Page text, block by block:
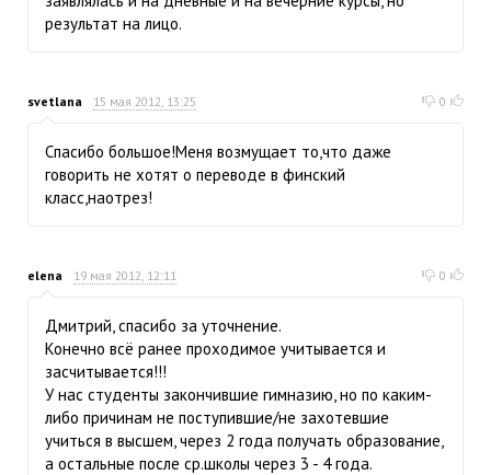
результат на лицо.
svetlana 15 мая 2012, 13:25 0
Спасибо большое!Меня возмущает то,что даже
говорить не хотят о переводе в финский
класс,наотрез!
elena 19 мая 2012, 12:11 0
Дмитрий, спасибо за уточнение.
Конечно всё ранее проходимое учитывается и
засчитывается!!!
У нас студенты закончившие гимназию, но по каким-
либо причинам не поступившие/не захотевшие
учиться в высшем, через 2 года получать образование,
а остальные после ср.школы через 3 - 4 года.